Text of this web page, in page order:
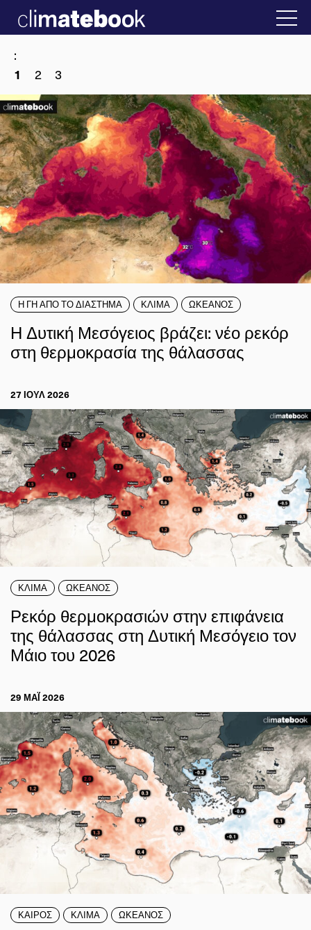
22 ΙΑΝ 2026 2025 Η άβολη αλήθεια για την
:
1
2 3
Η ΓΗ ΑΠΟ ΤΟ ΔΙΑΣΤΗΜΑ ΚΛΙΜΑ ΩΚΕΑΝΟΣ
Η Δυτική Μεσόγειος βράζει: νέο ρεκόρ
στη θερμοκρασία της θάλασσας
27 ΙΟΥΛ 2026
ΚΛΙΜΑ ΩΚΕΑΝΟΣ
Ρεκόρ θερμοκρασιών στην επιφάνεια
της θάλασσας στη Δυτική Μεσόγειο τον
Μάιο του 2026
29 ΜΑΪ́ 2026
ΚΑΙΡΟΣ ΚΛΙΜΑ ΩΚΕΑΝΟΣ